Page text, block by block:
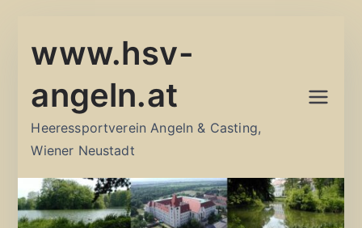
Inhalt
www.hsv-
angeln.at
Heeressportverein Angeln & Casting,
Wiener Neustadt